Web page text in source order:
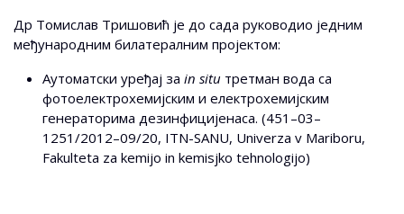
Др Томислав Тришовић је до сада руководио једним
међународним билатералним пројектом:
Аутоматски уређај за in situ третман вода са
фотоелектрохемијским и електрохемијским
генераторима дезинфицијенаса. (451–03–
1251/2012–09/20, ITN-SANU, Univerza v Mariboru,
Fakulteta za kemijo in kemisjko tehnologijo)